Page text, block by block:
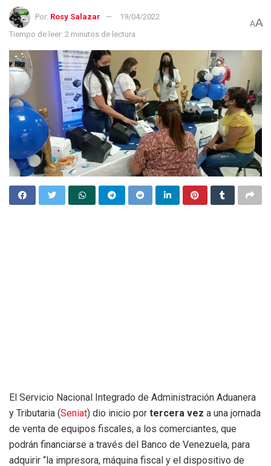
Por: Rosy Salazar
19/04/2022
Tiempo de leer: 2 minutos de lectura
AA
El Servicio Nacional Integrado de Administración Aduanera
y Tributaria (Seniat) dio inicio por tercera vez a una jornada
de venta de equipos fiscales, a los comerciantes, que
podrán financiarse a través del Banco de Venezuela, para
adquirir “la impresora, máquina fiscal y el dispositivo de